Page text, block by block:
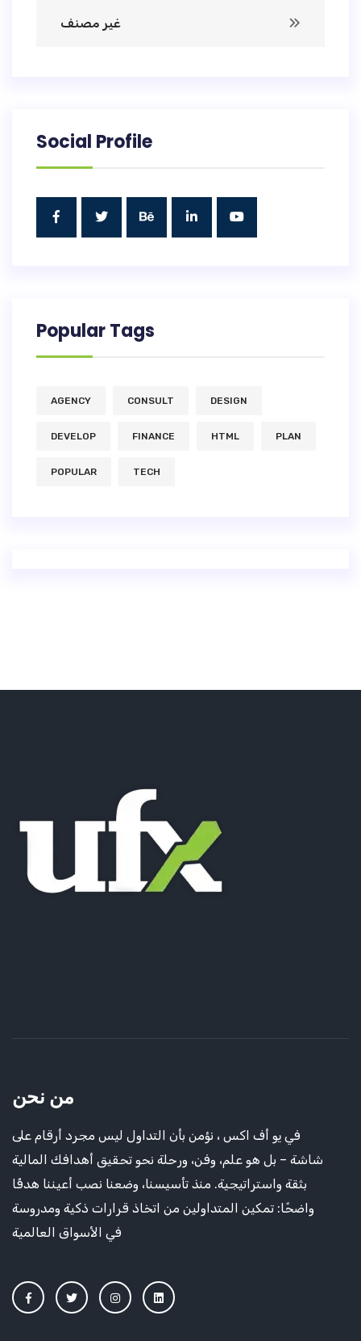
غير مصنف
Social Profile
Popular Tags
AGENCY CONSULT DESIGN
DEVELOP FINANCE HTML PLAN
POPULAR TECH
من نحن
في يو أف اكس ، نؤمن بأن التداول ليس مجرد أرقام على
شاشة – بل هو علم، وفن، ورحلة نحو تحقيق أهدافك المالية
بثقة واستراتيجية. منذ تأسيسنا، وضعنا نصب أعيننا هدفًا
واضحًا: تمكين المتداولين من اتخاذ قرارات ذكية ومدروسة
في الأسواق العالمية